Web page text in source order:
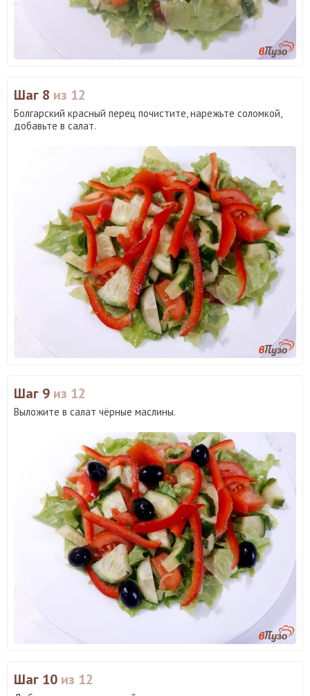
Шаг 8 из 12
Болгарский красный перец почистите, нарежьте соломкой,
добавьте в салат.
Шаг 9 из 12
Выложите в салат чёрные маслины.
Шаг 10 из 12